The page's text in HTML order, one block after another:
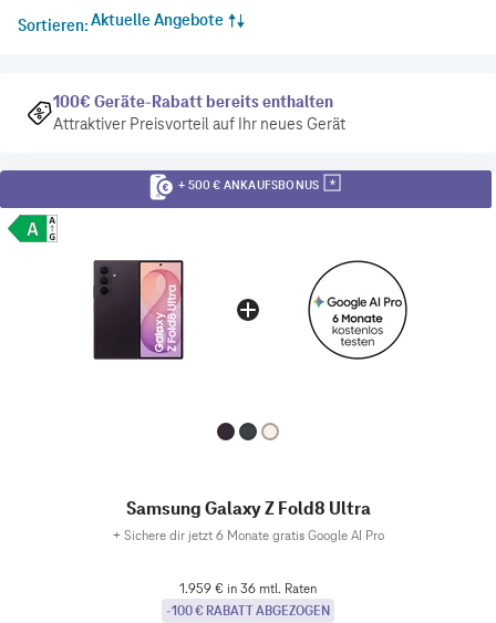
Sortieren Aktuelle Angebote
100€ Geräte-Rabatt bereits enthalten
Attraktiver Preisvorteil auf Ihr neues Gerät
+ 500 € ANKAUFSBONUS
Samsung Galaxy Z Fold8 Ultra
+ Sichere dir jetzt 6 Monate gratis Google AI Pro
1.959 € in 36 mtl. Raten
-100 € RABATT ABGEZOGEN